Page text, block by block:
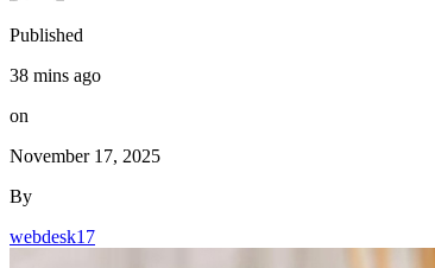
Published
38 mins ago
on
November 17, 2025
By
webdesk17